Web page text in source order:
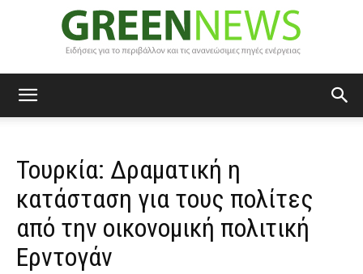
News
Τουρκία: Δραματική η
κατάσταση για τους πολίτες
από την οικονομική πολιτική
Ερντογάν